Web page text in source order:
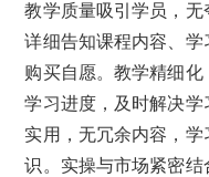
教学质量吸引学员，
详细告知课程内容、
购买自愿。教学精细
学习进度，及时解决
实用，无冗余内容，
识。实操与市场紧密